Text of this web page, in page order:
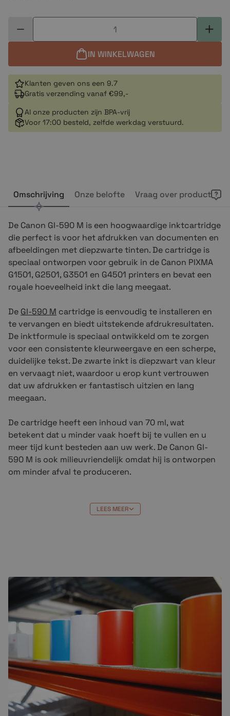
IN WINKELWAGEN
Klanten geven ons een 9.7
Gratis verzending vanaf €99,-
Al onze producten zijn BPA-vrij
Voor 17:00 besteld, zelfde werkdag verstuurd.
Omschrijving Onze belofte Vraag over product
De Canon GI-590 M is een hoogwaardige inktcartridge
die perfect is voor het afdrukken van documenten en
afbeeldingen met diepzwarte tinten. De cartridge is
speciaal ontworpen voor gebruik in de Canon PIXMA
G1501, G2501, G3501 en G4501 printers en bevat een
royale hoeveelheid inkt die lang meegaat.
De GI-590 M cartridge is eenvoudig te installeren en
te vervangen en biedt uitstekende afdrukresultaten.
De inktformule is speciaal ontwikkeld om te zorgen
voor een consistente kleurweergave en een scherpe,
duidelijke tekst. De zwarte inkt is diepzwart van kleur
en vervaagt niet, waardoor u erop kunt vertrouwen
dat uw afdrukken er fantastisch uitzien en lang
meegaan.
De cartridge heeft een inhoud van 70 ml, wat
betekent dat u minder vaak hoeft bij te vullen en u
meer tijd kunt besteden aan uw werk. De Canon GI-
590 M is ook milieuvriendelijk omdat hij is ontworpen
om minder afval te produceren.
afbeeldingen afdrukt, de Canon GI-590
Bestellen bij Crazylabels
GI-590 M
bestellen bij Crazylabels heeft veel
voordelen. Je profiteert van de beste prijs en:
Uitmuntende klantenservice (klanten
beoordelen ons met een 9,7)
Gratis op rekening bestellen
LEES MEER